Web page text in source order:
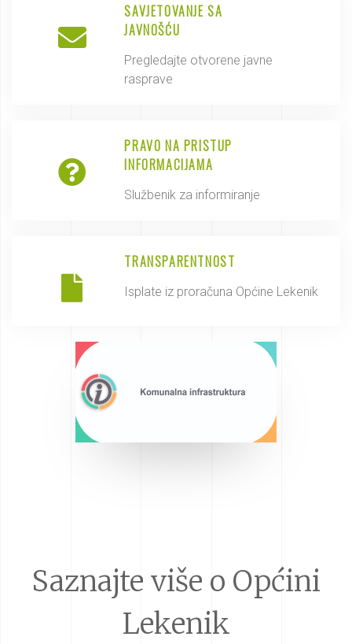
SAVJETOVANJE SA
JAVNOŠĆU
Pregledajte otvorene javne
rasprave
PRAVO NA PRISTUP
INFORMACIJAMA
Službenik za informiranje
TRANSPARENTNOST
Isplate iz proračuna Općine Lekenik
Saznajte više o Općini
Lekenik